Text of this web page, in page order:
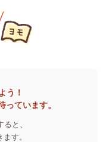
う！
っています。
と、
す。